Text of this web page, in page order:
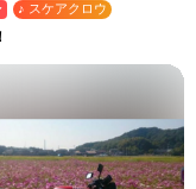
♪ スケアクロウ